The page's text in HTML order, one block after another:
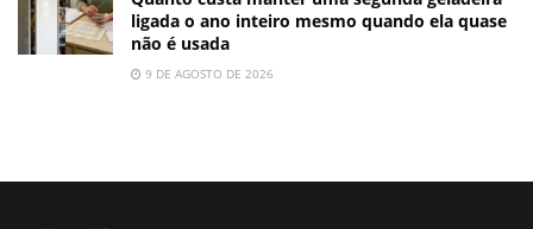
ligada o ano inteiro mesmo quando ela quase
não é usada
9 DE AGOSTO DE 2026